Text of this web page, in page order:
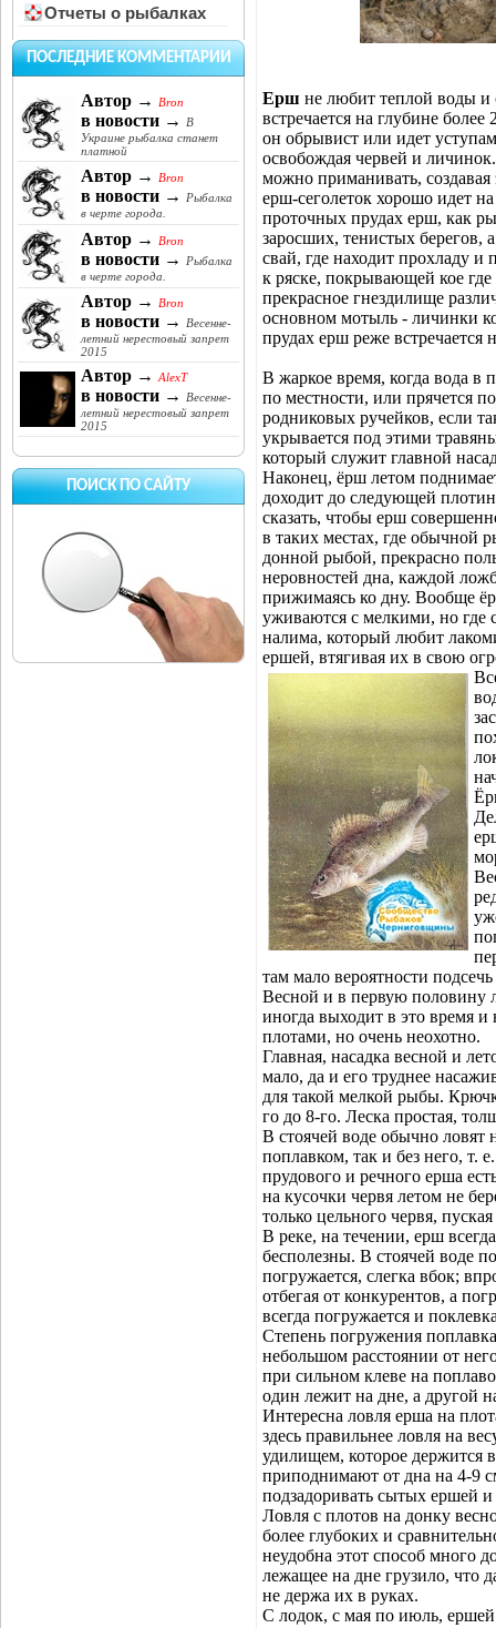
Отчеты о рыбалках
ПОСЛЕДНИЕ КОММЕНТАРИИ
Автор → Bron
в новости →
В
Украине рыбалка станет
платной
Автор → Bron
в новости →
Рыбалка
в черте города.
Автор → Bron
в новости →
Рыбалка
в черте города.
Автор → Bron
в новости →
Весенне-
летний нерестовый запрет
2015
Автор → AlexT
в новости →
Весенне-
летний нерестовый запрет
2015
ПОИСК ПО САЙТУ
Ерш не любит теплой воды и
встречается на глубине
он обрывист или идет
освобождая червей и
можно приманивать,
ерш-сеголеток хорошо идет
проточных прудах ерш, как
заросших, тенистых берегов,
свай, где находит прохладу
к ряске, покрывающей кое
прекрасное гнездилище
основном мотыль - личинки
прудах ерш реже встречается
В жаркое время, когда вода в
по местности, или прячется
родниковых ручейков, если
укрывается под этими
который служит главной
Наконец, ёрш летом
доходит до следующей
сказать, чтобы ерш
в таких местах, где обычной
донной рыбой, прекрасно
неровностей дна, каждой
прижимаясь ко дну. Вообще
уживаются с мелкими, но где
налима, который любит
ершей, втягивая их в свою
там мало вероятности
Весной и в первую половину
иногда выходит в это время
плотами, но очень неохотно.
Главная, насадка весной и
мало, да и его труднее
для такой мелкой рыбы.
го до 8-го. Леска простая,
В стоячей воде обычно ловят
поплавком, так и без него, т.
прудового и речного ерша
на кусочки червя летом не
только цельного червя,
В реке, на течении, ерш
бесполезны. В стоячей воде
погружается, слегка вбок;
отбегая от конкурентов, а
всегда погружается и
Степень погружения
небольшом расстоянии от
при сильном клеве на
один лежит на дне, а другой
Интересна ловля ерша на
здесь правильнее ловля на
удилищем, которое держится
приподнимают от дна на 4-9
подзадоривать сытых ершей
Ловля с плотов на донку
более глубоких и
неудобна этот способ много
лежащее на дне грузило, что
не держа их в руках.
С лодок, с мая по июль, ершей